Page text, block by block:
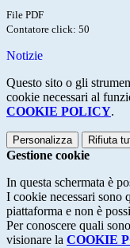
File PDF
Contatore click: 50
Notizie
Questo sito o gli
cookie necessari al
COOKIE POLICY.
Personalizza Rifiuta
Gestione cookie
In questa schermata è
I cookie necessari sono
piattaforma e non è
Per conoscere quali
visionare la COOKIE